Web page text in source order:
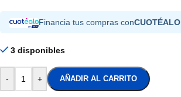
Financia tus compras conCUOTÉALO
3 disponibles
- + AÑADIR AL CARRITO